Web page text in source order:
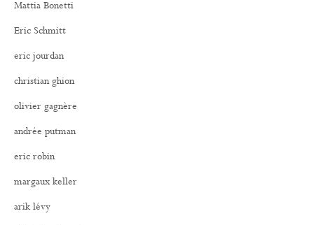
Mattia Bonetti
Eric Schmitt
eric jourdan
christian ghion
olivier gagnère
andrée putman
eric robin
margaux keller
arik lévy